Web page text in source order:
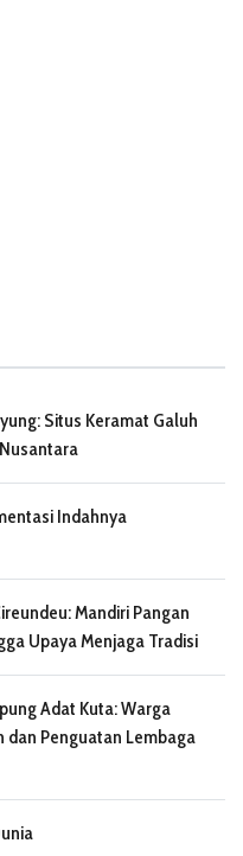
Situs Keramat Galuh
Indahnya
Mandiri Pangan
Upaya Menjaga Tradisi
Adat Kuta: Warga
dan Penguatan Lembaga